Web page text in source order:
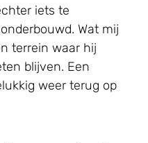
iets te
Wat mij
terrein waar hij
blijven. Een
weer terug op